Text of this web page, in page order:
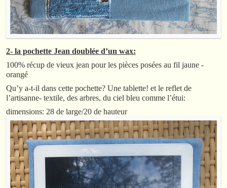
2- la pochette Jean doublée d’un wax:
100% récup de vieux jean pour les pièces posées au fil jaune -
orangé
Qu’y a-t-il dans cette pochette? Une tablette! et le reflet de
l’artisanne- textile, des arbres, du ciel bleu comme l’étui:
dimensions: 28 de large/20 de hauteur